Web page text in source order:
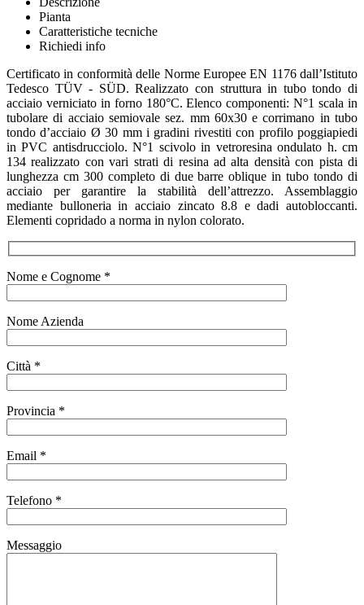
Pianta
Caratteristiche tecniche
Richiedi info
Certificato in conformità delle Norme Europee EN 1176 dall’Istituto
Tedesco TÜV - SÜD. Realizzato con struttura in tubo tondo di
acciaio verniciato in forno 180°C. Elenco componenti: N°1 scala in
tubolare di acciaio semiovale sez. mm 60x30 e corrimano in tubo
tondo d’acciaio Ø 30 mm i gradini rivestiti con profilo poggiapiedi
in PVC antisdrucciolo. N°1 scivolo in vetroresina ondulato h. cm
134 realizzato con vari strati di resina ad alta densità con pista di
lunghezza cm 300 completo di due barre oblique in tubo tondo di
acciaio per garantire la stabilità dell’attrezzo. Assemblaggio
mediante bulloneria in acciaio zincato 8.8 e dadi autobloccanti.
Elementi copridado a norma in nylon colorato.
Nome e Cognome *
Nome Azienda
Città *
Provincia *
Email *
Telefono *
Messaggio